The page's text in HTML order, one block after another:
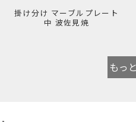
掛け分け マーブルプレート
中 波佐見焼
もっ